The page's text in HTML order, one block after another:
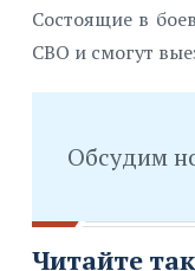
Состоящие в
СВО и смогут
Обсудим
Читайте